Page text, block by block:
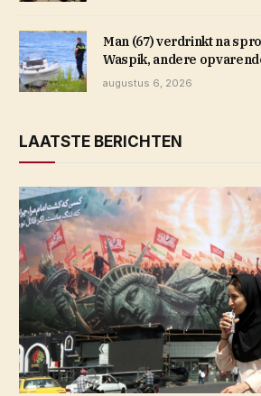
Man (67) verdrinkt na
Waspik, andere
augustus 6, 2026
LAATSTE BERICHTEN